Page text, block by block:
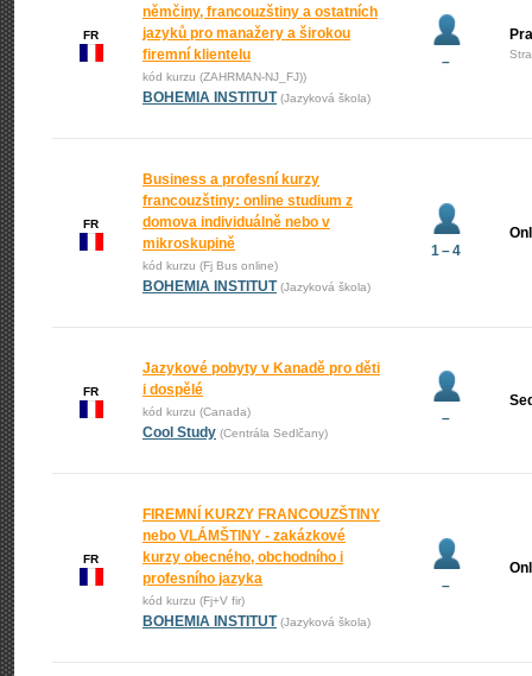
FR
němčiny, francouzštiny a ostatních
jazyků pro manažery a širokou
firemní klientelu
kód kurzu (ZAHRMAN-NJ_FJ))
BOHEMIA INSTITUT (Jazyková škola)
–
FR
Business a profesní kurzy
francouzštiny: online studium z
domova individuálně nebo v
mikroskupině
kód kurzu (Fj Bus online)
BOHEMIA INSTITUT (Jazyková škola)
1 – 4
FR
Jazykové pobyty v Kanadě pro děti
i dospělé
kód kurzu (Canada)
Cool Study (Centrála Sedlčany)
–
FR
FIREMNÍ KURZY FRANCOUZŠTINY
nebo VLÁMŠTINY - zakázkové
kurzy obecného, obchodního i
profesního jazyka
kód kurzu (Fj+V fir)
BOHEMIA INSTITUT (Jazyková škola)
–